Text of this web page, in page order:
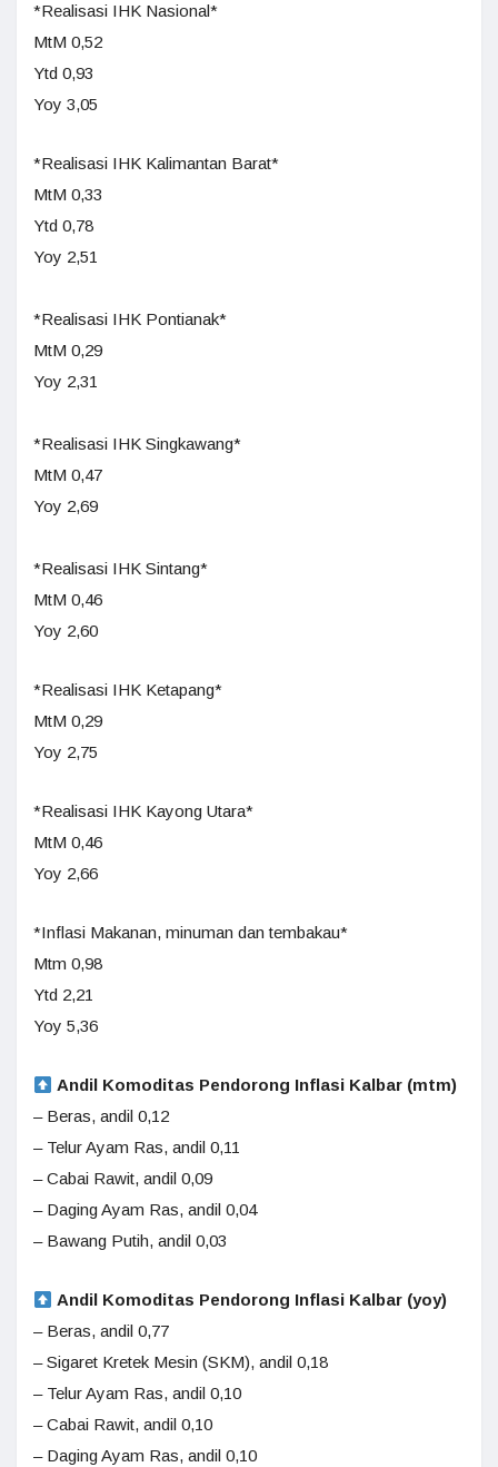
*Realisasi IHK Nasional*
MtM 0,52
Ytd 0,93
Yoy 3,05
*Realisasi IHK Kalimantan Barat*
MtM 0,33
Ytd 0,78
Yoy 2,51
*Realisasi IHK Pontianak*
MtM 0,29
Yoy 2,31
*Realisasi IHK Singkawang*
MtM 0,47
Yoy 2,69
*Realisasi IHK Sintang*
MtM 0,46
Yoy 2,60
*Realisasi IHK Ketapang*
MtM 0,29
Yoy 2,75
*Realisasi IHK Kayong Utara*
MtM 0,46
Yoy 2,66
*Inflasi Makanan, minuman dan tembakau*
Mtm 0,98
Ytd 2,21
Yoy 5,36
Andil Komoditas Pendorong Inflasi Kalbar (mtm)
– Beras, andil 0,12
– Telur Ayam Ras, andil 0,11
– Cabai Rawit, andil 0,09
– Daging Ayam Ras, andil 0,04
– Bawang Putih, andil 0,03
Andil Komoditas Pendorong Inflasi Kalbar (yoy)
– Beras, andil 0,77
– Sigaret Kretek Mesin (SKM), andil 0,18
– Telur Ayam Ras, andil 0,10
– Cabai Rawit, andil 0,10
– Daging Ayam Ras, andil 0,10